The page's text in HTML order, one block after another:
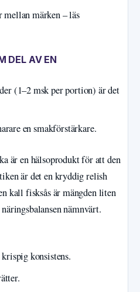
mellan märken – läs
DEL AV EN
(1–2 msk per portion) är det
en smakförstärkare.
är en hälsoprodukt för att den
är det en kryddig relish
kall fisksås är mängden liten
nämnvärt.
konsistens.